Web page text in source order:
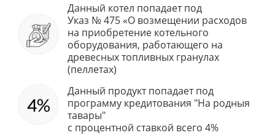
Данный котел попадает под
Указ № 475 «О возмещении расходов
на приобретение котельного
оборудования, работающего на
древесных топливных гранулах
(пеллетах)
Данный продукт попадает под
программу кредитования "На родныя
тавары"
с процентной ставкой всего 4%